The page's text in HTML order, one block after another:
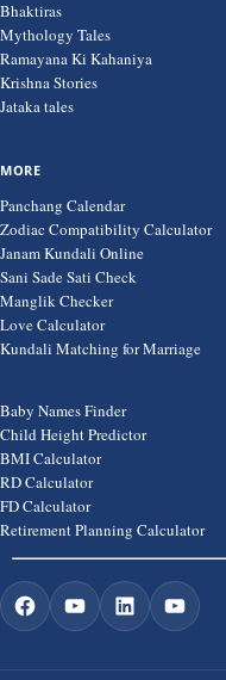
Bhaktiras
Mythology Tales
Ramayana Ki Kahaniya
Krishna Stories
Jataka tales
MORE
Panchang Calendar
Zodiac Compatibility Calculator
Janam Kundali Online
Sani Sade Sati Check
Manglik Checker
Love Calculator
Kundali Matching for Marriage
Baby Names Finder
Child Height Predictor
BMI Calculator
RD Calculator
FD Calculator
Retirement Planning Calculator